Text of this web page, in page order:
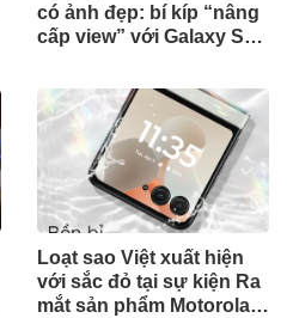
có ảnh đẹp: bí kíp “nâng
cấp view” với Galaxy S25
Loạt sao Việt xuất hiện
với sắc đỏ tại sự kiện Ra
mắt sản phẩm Motorola